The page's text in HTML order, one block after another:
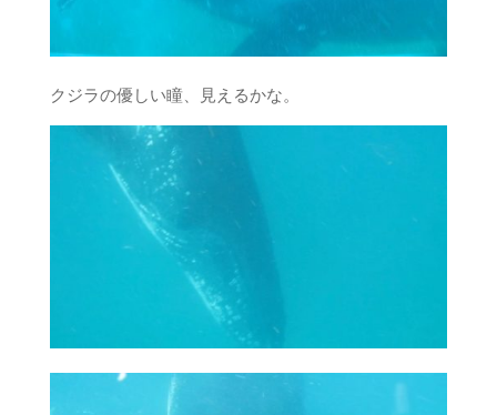
クジラの優しい瞳、見えるかな。